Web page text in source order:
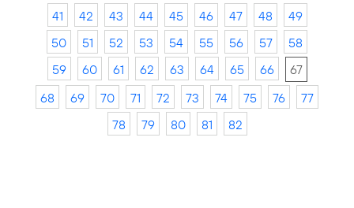
41
42 43 44 45 46 47 48
49
50
51 52 53 54 55 56 57
58
59
60 61 62 63 64 65 66
67
68
69 70 71 72 73 74 75 76
77
78
79 80 81 82